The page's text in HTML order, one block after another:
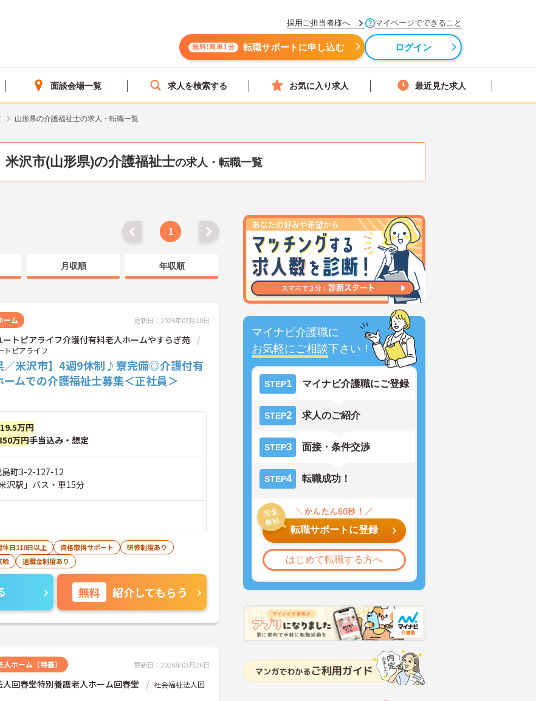
採用ご担当者様へ マイページでできること
無料!簡単1分 転職サポートに申し込む ログイン
面談会場一覧 求人を検索する お気に入り求人 最近見た求人
山形県の介護福祉士の求人・転職一覧
米沢市(山形県)の介護福祉士の求人・転職一覧
マイナビ介護職に
お気軽にご相談下さい！
STEP1 マイナビ介護職にご登録
STEP2 求人のご紹介
STEP3 面接・条件交渉
STEP4 転職成功！
転職サポートに登録
はじめて転職する方へ
1
月収順 年収順
ーム 更新日：2026年07月10日
ートピアライフ介護付有料老人ホームやすらぎ苑
トピアライフ
／米沢市】4週9休制♪寮完備◎介護付有
ームでの介護福祉士募集＜正社員＞
万円
万円手当込み・想定
島町3-2-127-12
沢駅」バス・車15分
休日110日以上 資格取得サポート
研修制度あり
給 退職金制度あり
無料 紹介してもらう
ホーム（特養） 更新日：2026年03月26日
人回春堂特別養護老人ホーム回春堂
社会福祉法人回